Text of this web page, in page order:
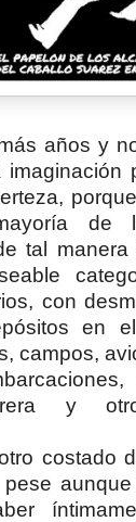
años y
de
tal
con
en
campos,
y
costado